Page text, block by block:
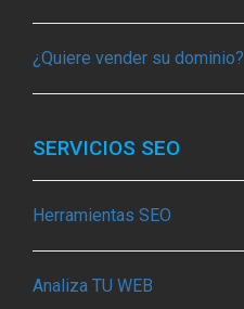
¿Quiere vender su dominio?
SERVICIOS SEO
Herramientas SEO
Analiza TU WEB